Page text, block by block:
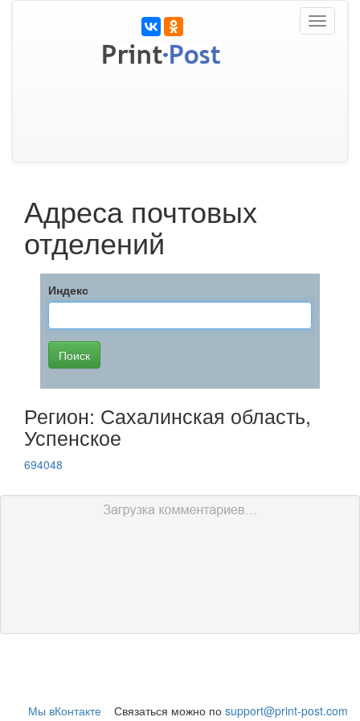
Toggle
Адреса почтовых
отделений
Индекс
Регион: Сахалинская область,
Успенское
694048
Мы вКонтакте Связаться можно по support@print-post.com